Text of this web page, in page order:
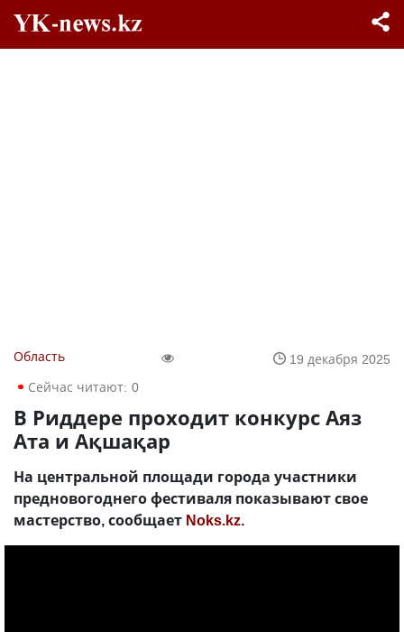
Область
19 декабря 2025
Сейчас читают: 0
В Риддере проходит конкурс Аяз
Ата и Ақшақар
На центральной площади города участники
предновогоднего фестиваля показывают свое
мастерство, сообщает Noks.kz.